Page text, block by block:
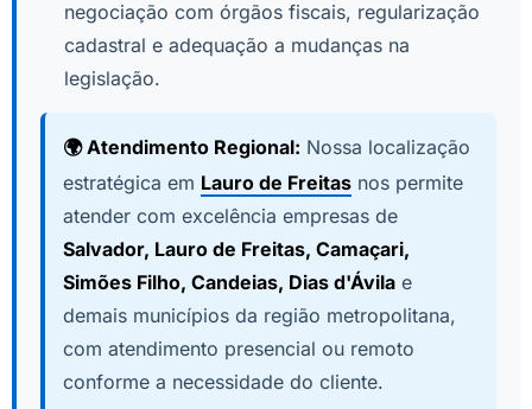
negociação com órgãos fiscais, regularização
cadastral e adequação a mudanças na
legislação.
🌍 Atendimento Regional: Nossa localização
estratégica em Lauro de Freitas nos permite
atender com excelência empresas de
Salvador, Lauro de Freitas, Camaçari,
Simões Filho, Candeias, Dias d'Ávila e
demais municípios da região metropolitana,
com atendimento presencial ou remoto
conforme a necessidade do cliente.